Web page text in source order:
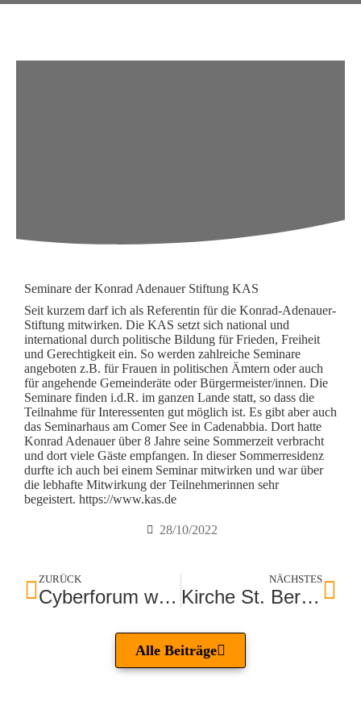
Seminare der Konrad Adenauer Stiftung KAS
Seit kurzem darf ich als Referentin für die Konrad-Adenauer-
Stiftung mitwirken. Die KAS setzt sich national und
international durch politische Bildung für Frieden, Freiheit
und Gerechtigkeit ein. So werden zahlreiche Seminare
angeboten z.B. für Frauen in politischen Ämtern oder auch
für angehende Gemeinderäte oder Bürgermeister/innen. Die
Seminare finden i.d.R. im ganzen Lande statt, so dass die
Teilnahme für Interessenten gut möglich ist. Es gibt aber auch
das Seminarhaus am Comer See in Cadenabbia. Dort hatte
Konrad Adenauer über 8 Jahre seine Sommerzeit verbracht
und dort viele Gäste empfangen. In dieser Sommerresidenz
durfte ich auch bei einem Seminar mitwirken und war über
die lebhafte Mitwirkung der Teilnehmerinnen sehr
begeistert. https://www.kas.de
28/10/2022
ZURÜCK
Cyberforum wird 25 Jahre
NÄCHSTES
Kirche St. Bernhard im ZDF
Alle Beiträge